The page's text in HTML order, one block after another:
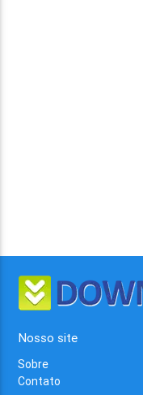
Nosso site
Sobre
Contato